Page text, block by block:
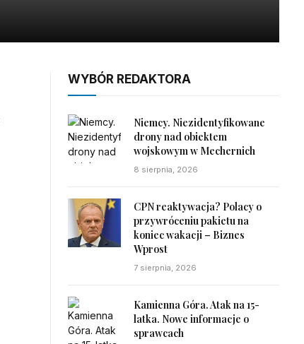
WYBÓR REDAKTORA
Niemcy. Niezidentyfikowane
drony nad obiektem
wojskowym w Mechernich
8 sierpnia, 2026
CPN reaktywacja? Polacy o
przywróceniu pakietu na
koniec wakacji – Biznes
Wprost
7 sierpnia, 2026
Kamienna Góra. Atak na 15-
latka. Nowe informacje o
sprawcach